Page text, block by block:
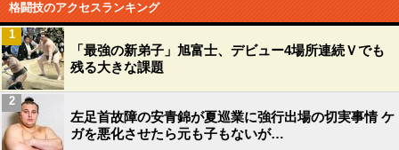
格闘技のアクセスランキング
「最強の新弟子」旭富士、デビュー4場所連続Ｖでも
残る大きな課題
1
左足首故障の安青錦が夏巡業に強行出場の切実事情 ケ
ガを悪化させたら元も子もないが…
2